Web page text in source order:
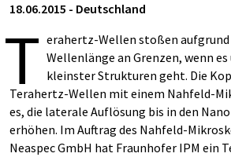
18.06.2015 - Deutschland
T erahertz-Wellen stoßen
Wellenlänge an Grenzen, wenn
kleinster Strukturen geht. Die
Terahertz-Wellen mit einem Nahfeld-
es, die laterale Auflösung bis in den
erhöhen. Im Auftrag des Nahfeld-
Neaspec GmbH hat Fraunhofer IPM ein